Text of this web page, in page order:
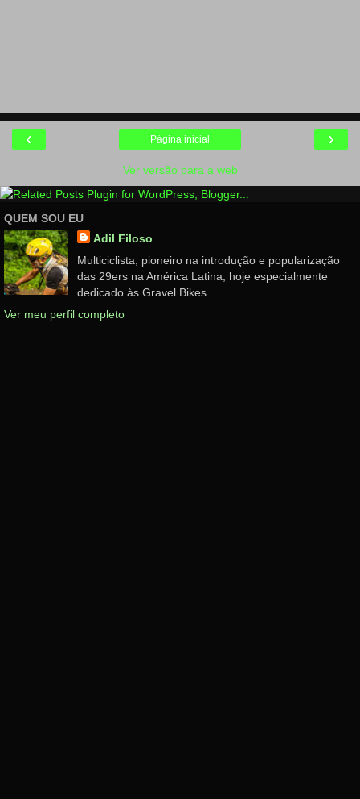
‹ ›
Página inicial
Ver versão para a web
QUEM SOU EU
Adil Filoso
Multiciclista, pioneiro na introdução e popularização
das 29ers na América Latina, hoje especialmente
dedicado às Gravel Bikes.
Ver meu perfil completo